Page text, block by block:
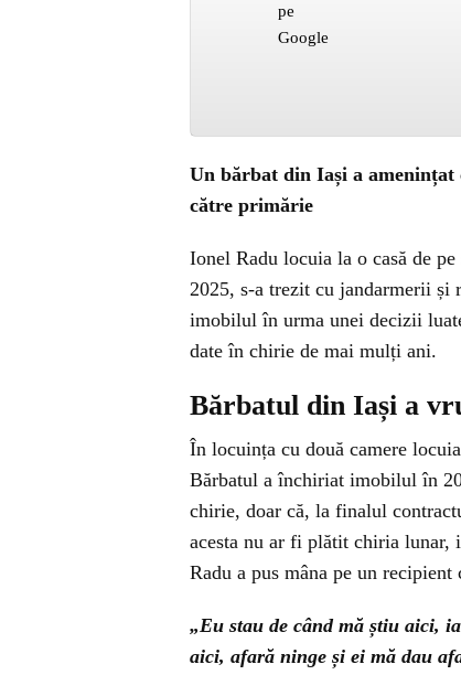
Un bărbat din Iași a amenințat
către primărie
Ionel Radu locuia la o casă de
2025, s-a trezit cu jandarmerii și
imobilul în urma unei decizii
date în chirie de mai mulți ani.
Bărbatul din Iași a
În locuința cu două camere
Bărbatul a închiriat imobilul în
chirie, doar că, la finalul
acesta nu ar fi plătit chiria lunar,
Radu a pus mâna pe un
„Eu stau de când mă știu aici,
aici, afară ninge și ei mă dau